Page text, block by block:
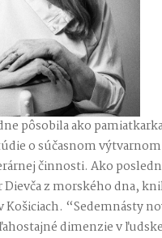
pôsobila ako
o súčasnom
činnosti. Ako
z morského dna,
“Sedemnásty
dimenzie v